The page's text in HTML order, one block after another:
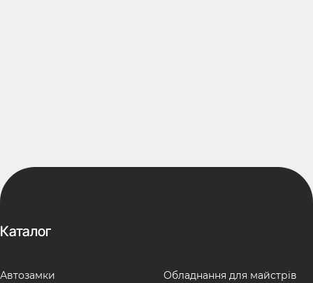
Каталог
Автозамки Обладнання для майстрів